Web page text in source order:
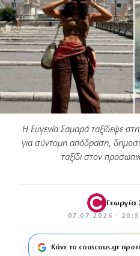
Η Ευγενία Σαμαρά ταξίδεψε
για σύντομη απόδραση,
ταξίδι στον
07.07.2026 ·
Κάνε το couscous.gr